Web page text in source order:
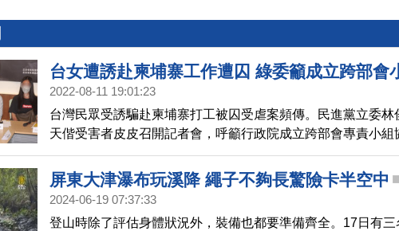
台女遭誘赴柬埔寨工作遭囚 綠委籲成立跨部會
2022-08-11 19:01:23
台灣民眾受誘騙赴柬埔寨打工被囚受虐案頻傳。民進黨立委林
天偕受害者皮皮召開記者會，呼籲行政院成立跨部會專責小組
害人；皮皮說，她在7天內被轉賣4次，當時真的很憂鬱。
屏東大津瀑布玩溪降 繩子不夠長驚險卡半空中
2024-06-19 07:37:33
登山時除了評估身體狀況外，裝備也都要準備齊全。17日有三